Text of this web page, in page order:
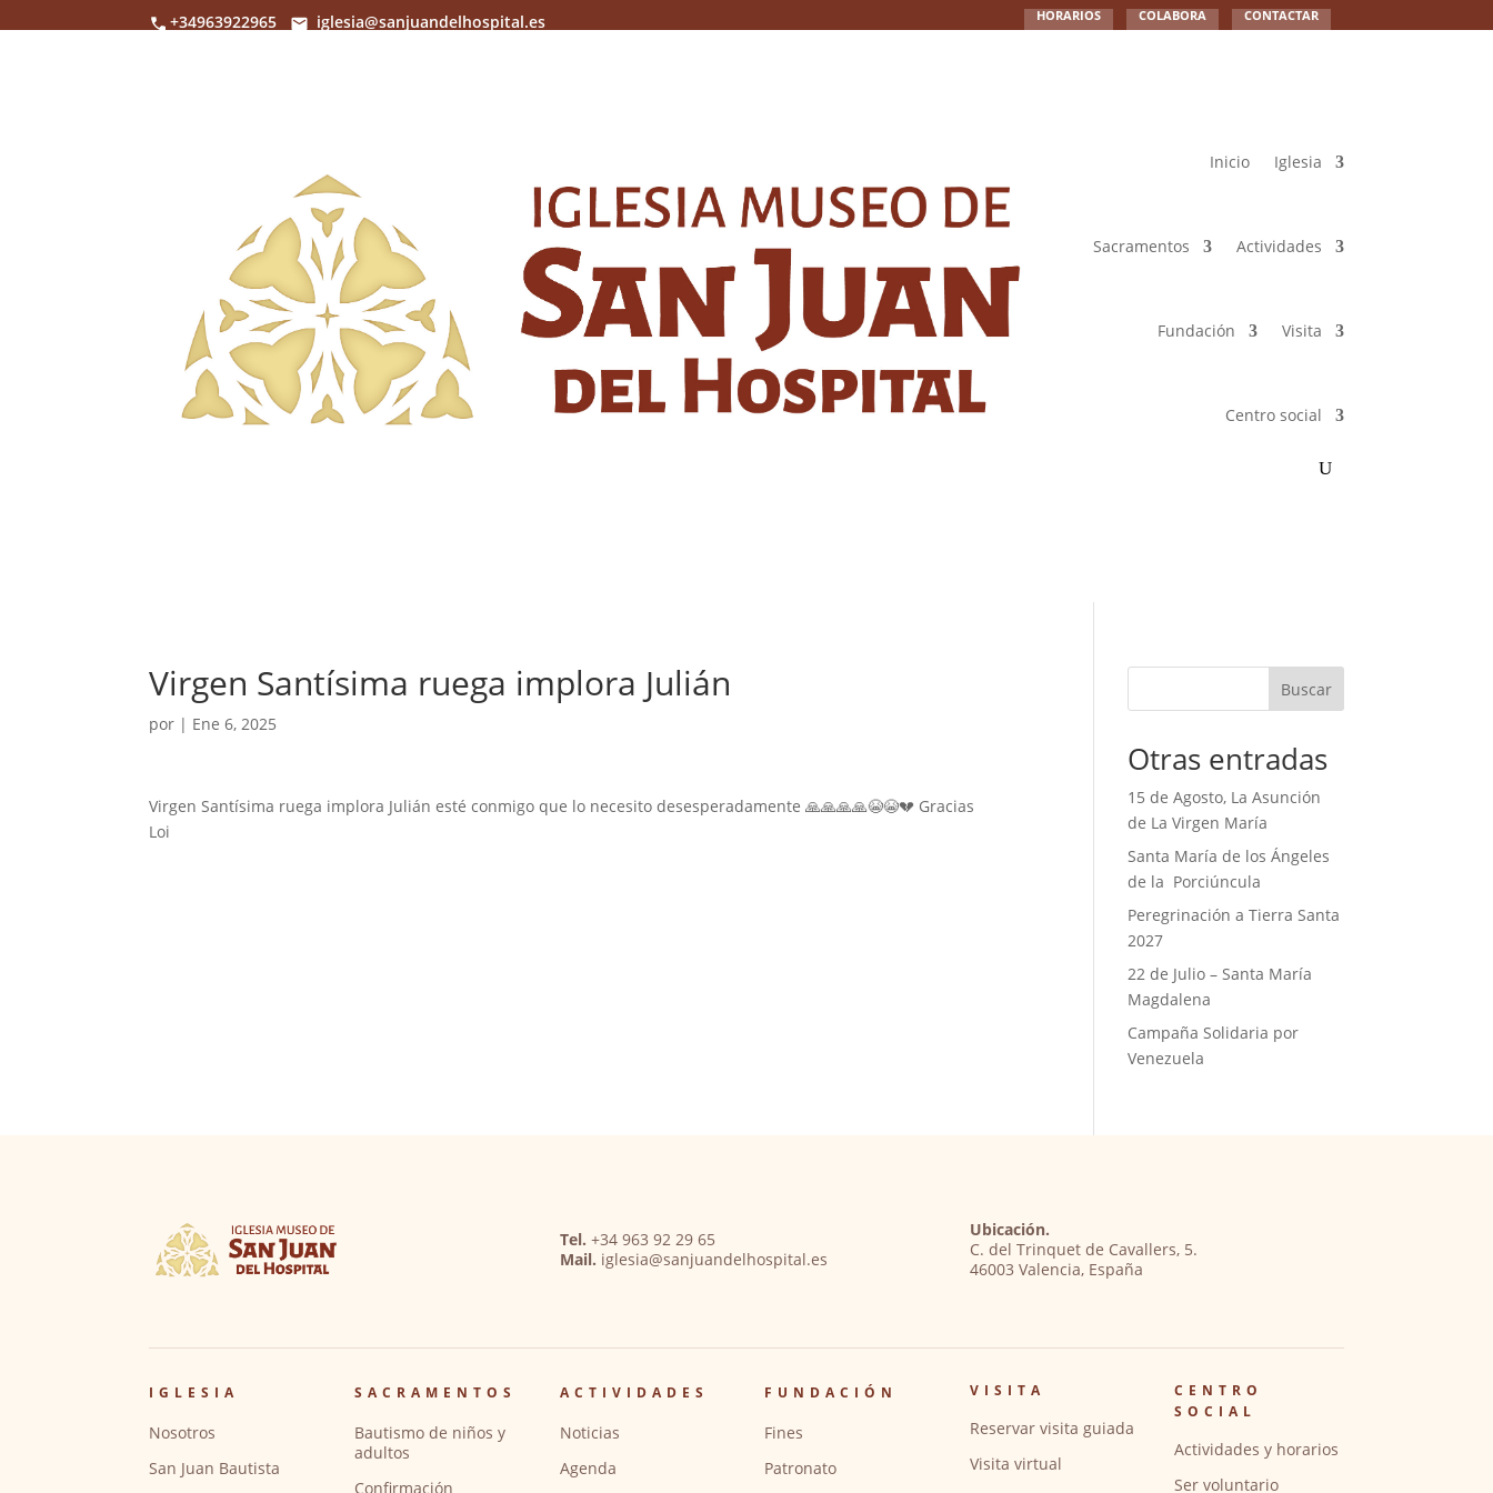
+34963922965 iglesia@sanjuandelhospital.es HORARIOS COLABORA CONTACTAR
Inicio Iglesia
Sacramentos Actividades
Fundación Visita
Centro social
Virgen Santísima ruega implora Julián
por | Ene 6, 2025
Virgen Santísima ruega implora Julián esté conmigo que lo necesito desesperadamente 🙏🙏🙏🙏😭😭💔 Gracias
Loi
Buscar
Otras entradas
15 de Agosto, La Asunción
de La Virgen María
Santa María de los Ángeles
de la Porciúncula
Peregrinación a Tierra Santa
2027
22 de Julio – Santa María
Magdalena
Campaña Solidaria por
Venezuela
Tel. +34 963 92 29 65
Mail. iglesia@sanjuandelhospital.es
Ubicación.
C. del Trinquet de Cavallers, 5.
46003 Valencia, España
IGLESIA
Nosotros
San Juan Bautista
SACRAMENTOS
Bautismo de niños y
adultos
Confirmación
ACTIVIDADES
Noticias
Agenda
FUNDACIÓN
Fines
Patronato
VISITA
Reservar visita guiada
Visita virtual
CENTRO
SOCIAL
Actividades y horarios
Ser voluntario